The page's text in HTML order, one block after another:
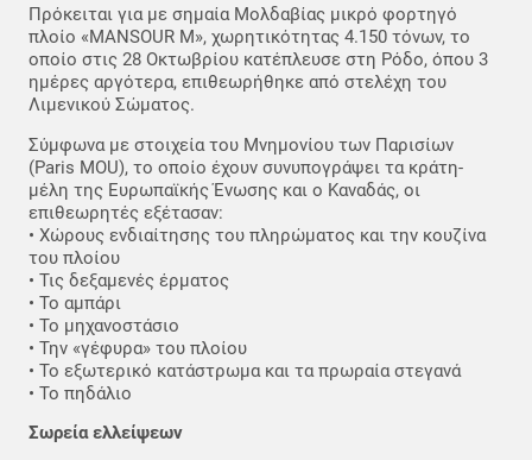
Πρόκειται για με σημαία Μολδαβίας μικρό φορτηγό
πλοίο «MANSOUR M», χωρητικότητας 4.150 τόνων, το
οποίο στις 28 Οκτωβρίου κατέπλευσε στη Ρόδο, όπου 3
ημέρες αργότερα, επιθεωρήθηκε από στελέχη του
Λιμενικού Σώματος.
Σύμφωνα με στοιχεία του Μνημονίου των Παρισίων
(Paris MOU), το οποίο έχουν συνυπογράψει τα κράτη-
μέλη της Ευρωπαϊκής Ένωσης και ο Καναδάς, οι
επιθεωρητές εξέτασαν:
• Χώρους ενδιαίτησης του πληρώματος και την κουζίνα
του πλοίου
• Τις δεξαμενές έρματος
• Το αμπάρι
• Το μηχανοστάσιο
• Την «γέφυρα» του πλοίου
• Το εξωτερικό κατάστρωμα και τα πρωραία στεγανά
• Το πηδάλιο
Σωρεία ελλείψεων